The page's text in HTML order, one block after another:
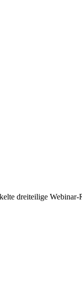
dreiteilige